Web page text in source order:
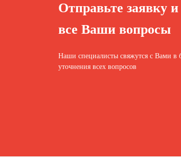
Отправьте заявку
все Ваши вопросы
Наши специалисты свяжутся с Вами в
уточнения всех вопросов